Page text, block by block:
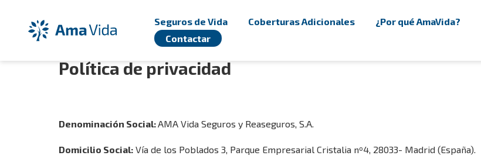
Seguros de Vida
Coberturas Adicionales ¿Por qué AmaVida?
Contactar
Política de privacidad
Denominación Social:AMA Vida Seguros y Reaseguros, S.A.
Domicilio Social: Vía de los Poblados 3, Parque Empresarial Cristalia nº4, 28033- Madrid (España).